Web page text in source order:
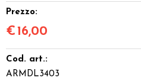
Prezzo:
€ 16,00
Cod. art.:
ARMDL3403